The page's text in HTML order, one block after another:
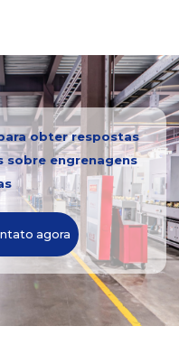
obter respostas
sobre engrenagens
agora